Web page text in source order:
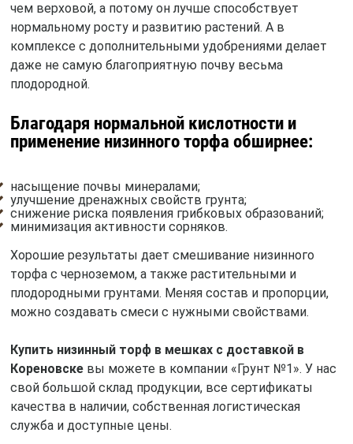
чем верховой, а потому он лучше способствует
нормальному росту и развитию растений. А в
комплексе с дополнительными удобрениями делает
даже не самую благоприятную почву весьма
плодородной.
Благодаря нормальной кислотности и
применение низинного торфа обширнее:
насыщение почвы минералами;
улучшение дренажных свойств грунта;
снижение риска появления грибковых образований;
минимизация активности сорняков.
Хорошие результаты дает смешивание низинного
торфа с черноземом, а также растительными и
плодородными грунтами. Меняя состав и пропорции,
можно создавать смеси с нужными свойствами.
Купить низинный торф в мешках с доставкой в
Кореновскевы можете в компании «Грунт №1». У нас
свой большой склад продукции, все сертификаты
качества в наличии, собственная логистическая
служба и доступные цены.